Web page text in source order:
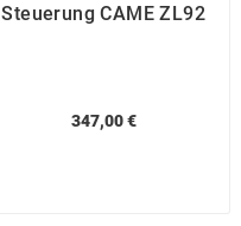
Steuerung CAME ZL92
347,00 €